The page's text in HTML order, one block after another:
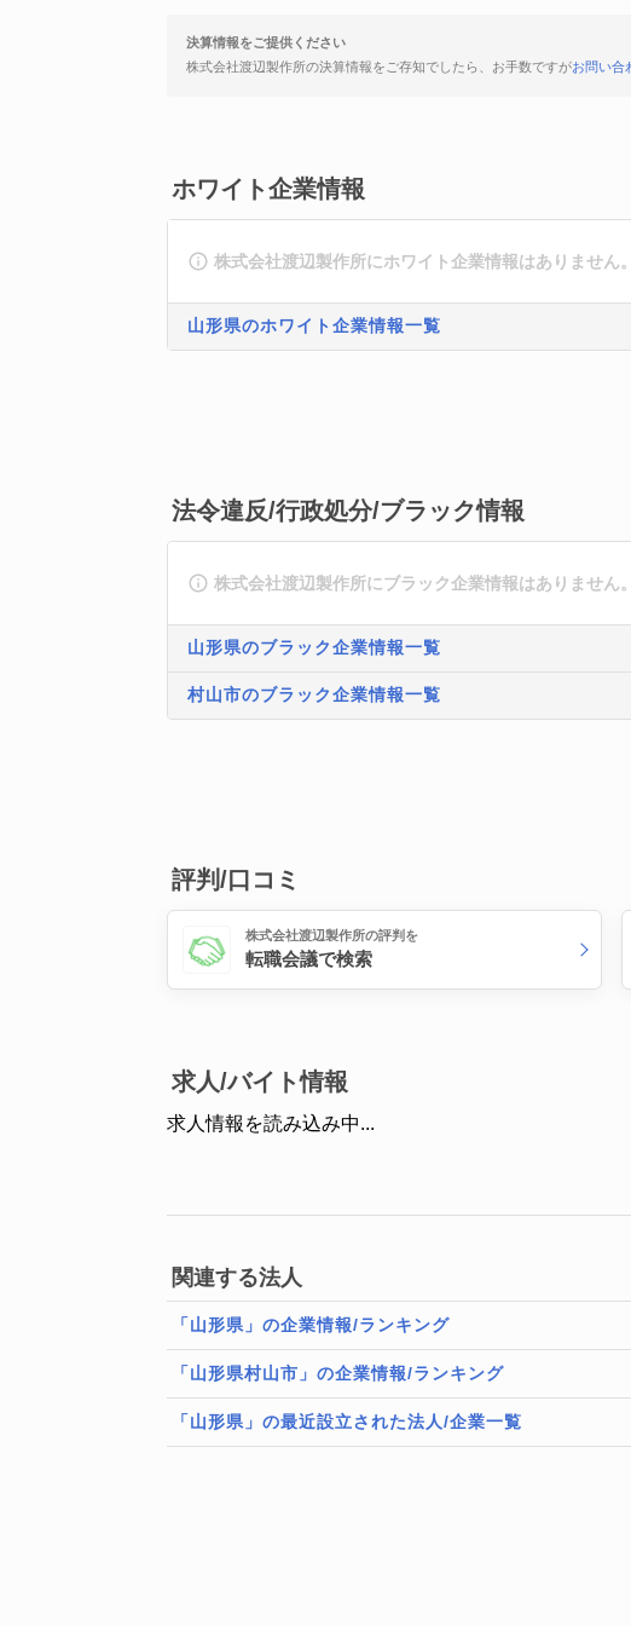
決算情報をご提供ください
株式会社渡辺製作所の決算情報をご存知でしたら、お手数ですがお問い合
ホワイト企業情報
株式会社渡辺製作所にホワイト企業情報はありません。
山形県のホワイト企業情報一覧
法令違反/行政処分/ブラック情報
株式会社渡辺製作所にブラック企業情報はありません。
山形県のブラック企業情報一覧
村山市のブラック企業情報一覧
評判/口コミ
株式会社渡辺製作所の評判を
転職会議で検索
求人/バイト情報
求人情報を読み込み中...
関連する法人
「山形県」の企業情報/ランキング
「山形県村山市」の企業情報/ランキング
「山形県」の最近設立された法人/企業一覧